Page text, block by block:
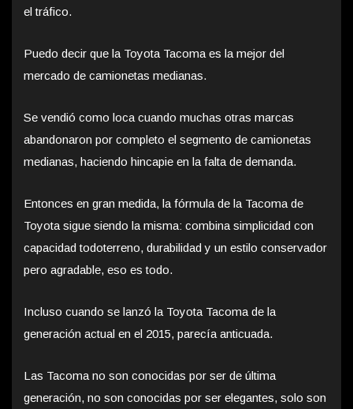
el tráfico.
Puedo decir que la Toyota Tacoma es la mejor del
mercado de camionetas medianas.
Se vendió como loca cuando muchas otras marcas
abandonaron por completo el segmento de camionetas
medianas, haciendo hincapie en la falta de demanda.
Entonces en gran medida, la fórmula de la Tacoma de
Toyota sigue siendo la misma: combina simplicidad con
capacidad todoterreno, durabilidad y un estilo conservador
pero agradable, eso es todo.
Incluso cuando se lanzó la Toyota Tacoma de la
generación actual en el 2015, parecía anticuada.
Las Tacoma no son conocidas por ser de última
generación, no son conocidas por ser elegantes, solo son